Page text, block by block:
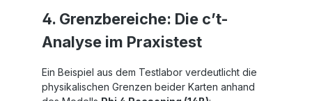
4. Grenzbereiche: Die c’t-
Analyse im Praxistest
Ein Beispiel aus dem Testlabor verdeutlicht die
physikalischen Grenzen beider Karten anhand